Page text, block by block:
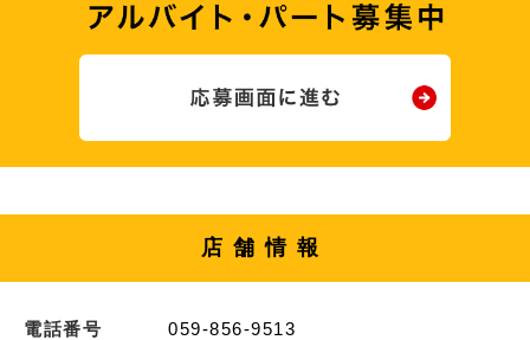
店舗情報
電話番号 059-856-9513